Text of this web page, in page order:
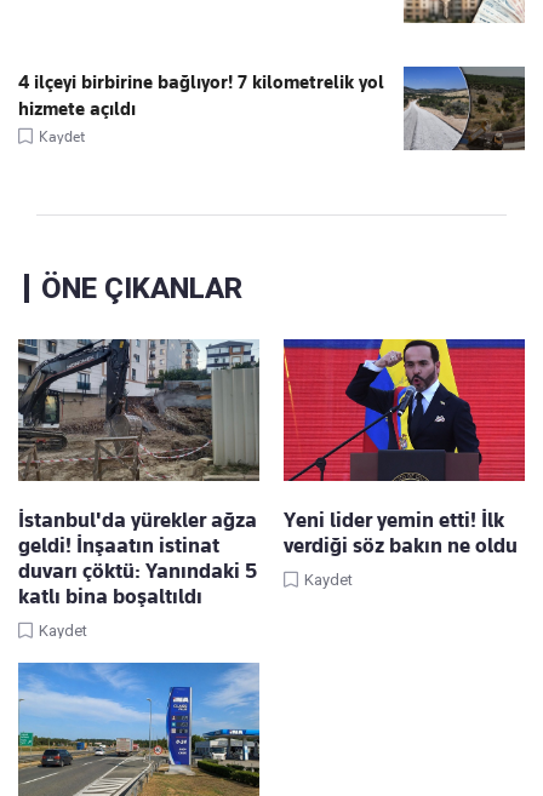
4 ilçeyi birbirine bağlıyor! 7 kilometrelik yol
hizmete açıldı
Kaydet
ÖNE ÇIKANLAR
İstanbul'da yürekler ağza
geldi! İnşaatın istinat
duvarı çöktü: Yanındaki 5
katlı bina boşaltıldı
Kaydet
Yeni lider yemin etti! İlk
verdiği söz bakın ne oldu
Kaydet